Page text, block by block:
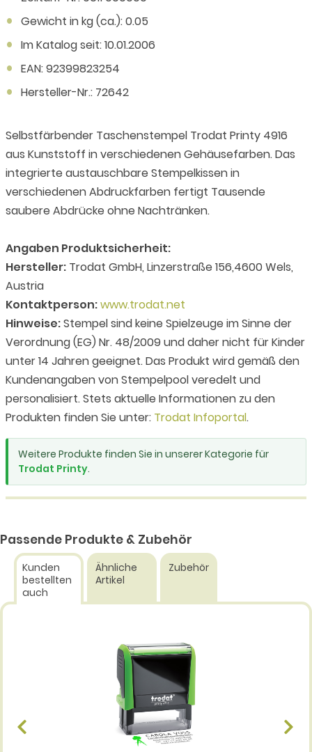
Gewicht in kg (ca.): 0.05
Im Katalog seit: 10.01.2006
EAN: 92399823254
Hersteller-Nr.: 72642
Selbstfärbender Taschenstempel Trodat Printy 4916
aus Kunststoff in verschiedenen Gehäusefarben. Das
integrierte austauschbare Stempelkissen in
verschiedenen Abdruckfarben fertigt Tausende
saubere Abdrücke ohne Nachtränken.
Angaben Produktsicherheit:
Hersteller: Trodat GmbH, Linzerstraße 156,4600 Wels,
Austria
Kontaktperson:www.trodat.net
Hinweise:Stempel sind keine Spielzeuge im Sinne der
Verordnung (EG) Nr. 48/2009 und daher nicht für Kinder
unter 14 Jahren geeignet. Das Produkt wird gemäß den
Kundenangaben von Stempelpool veredelt und
personalisiert. Stets aktuelle Informationen zu den
Produkten finden Sie unter: Trodat Infoportal.
Weitere Produkte finden Sie in unserer Kategorie für
Trodat Printy.
Passende Produkte & Zubehör
Kunden
bestellten
auch
Ähnliche
Artikel
Zubehör